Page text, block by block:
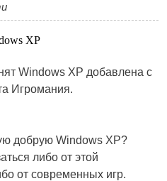
Windows XP добавлена с
Игромания.
добрую Windows XP?
либо от этой
от современных игр.